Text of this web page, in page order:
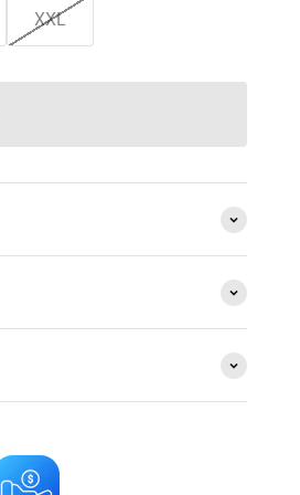
XXL